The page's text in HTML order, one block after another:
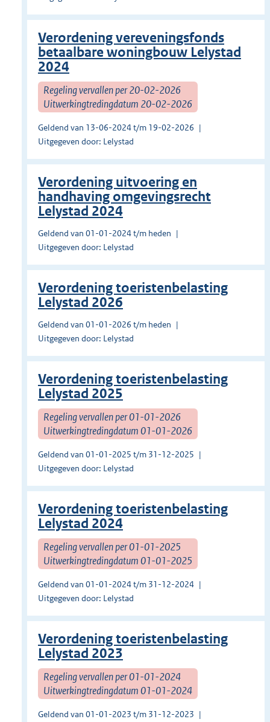
Verordening vereveningsfonds
betaalbare woningbouw Lelystad
2024
Regeling vervallen per 20-02-2026
Uitwerkingtredingdatum 20-02-2026
Geldend van 13-06-2024 t/m 19-02-2026
Uitgegeven door: Lelystad
Verordening uitvoering en
handhaving omgevingsrecht
Lelystad 2024
Geldend van 01-01-2024 t/m heden
Uitgegeven door: Lelystad
Verordening toeristenbelasting
Lelystad 2026
Geldend van 01-01-2026 t/m heden
Uitgegeven door: Lelystad
Verordening toeristenbelasting
Lelystad 2025
Regeling vervallen per 01-01-2026
Uitwerkingtredingdatum 01-01-2026
Geldend van 01-01-2025 t/m 31-12-2025
Uitgegeven door: Lelystad
Verordening toeristenbelasting
Lelystad 2024
Regeling vervallen per 01-01-2025
Uitwerkingtredingdatum 01-01-2025
Geldend van 01-01-2024 t/m 31-12-2024
Uitgegeven door: Lelystad
Verordening toeristenbelasting
Lelystad 2023
Regeling vervallen per 01-01-2024
Uitwerkingtredingdatum 01-01-2024
Geldend van 01-01-2023 t/m 31-12-2023